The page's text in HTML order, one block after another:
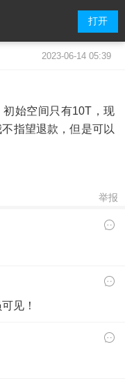
打开
2023-06-14 05:39
初始空间只有10T，现
指望退款，但是可以
举报
见！